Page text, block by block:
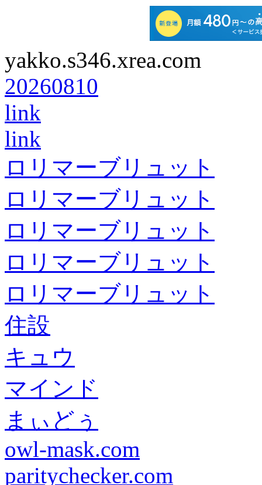
yakko.s346.xrea.com
20260810
link
link
ロリマーブリュット
ロリマーブリュット
ロリマーブリュット
ロリマーブリュット
ロリマーブリュット
住設
キュウ
マインド
まぃどぅ
owl-mask.com
paritychecker.com